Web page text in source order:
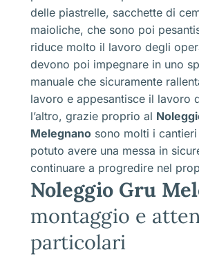
delle piastrelle, sacchette di
maioliche, che sono poi
riduce molto il lavoro degli
devono poi impegnare in uno
manuale che sicuramente
lavoro e appesantisce il lavoro
l’altro, grazie proprio al
Melegnano sono molti i
potuto avere una messa in
continuare a progredire nel
Noleggio Gru
montaggio e
particolari